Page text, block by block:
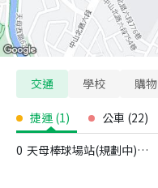
交通 學校 購物
捷運 (1) 公車 (22)
0 天母棒球場站(規劃中) - 出口